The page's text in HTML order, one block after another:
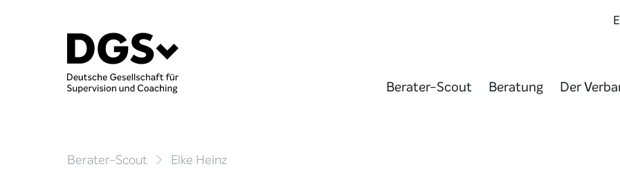
Berater-Scout Beratung Der
Berater-Scout Elke Heinz